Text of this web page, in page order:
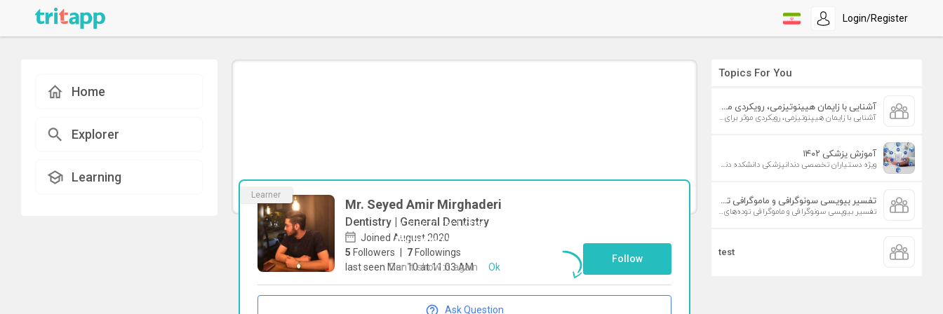
Login/Register
Home
Explorer
Learning
Learner
Mr. Seyed Amir Mirghaderi
Dentistry | General Dentistry
Joined August 2020
5 Followers 7 Followings
last seen Mar 10 at 11:03 AM
Follow
Ask Question
Topics For You
آشنایی با زایمان هیپنوتیزمی، رویکردی موثر برای افزایش تمایل به زایمان طبیعی
آشنایی با زایمان هیپنوتیزمی، رویکردی موثر برای افزایش تمایل به زایمان طبیعی
آموزش پزشکی ۱۴۰۲
ویژه دستیاران تخصصی دندانپزشکی دانشکده دندانپزشکی دانشگاه علوم پزشکی تهران
تفسیر بیوپسی سونوگرافی و ماموگرافی توده‌های پستان
تفسیر بیوپسی سونوگرافی و ماموگرافی توده‌های پستان
test
To start direct chat with
MirghaderiClick here
Don`t show it again Ok